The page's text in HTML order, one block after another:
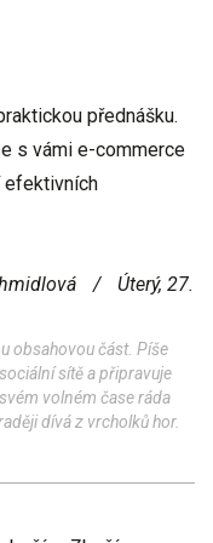
přednášku.
s vámi e-commerce
efektivních
/
Úterý, 27.
obsahovou část. Píše
sítě a připravuje
volném čase ráda
dívá z vrcholků hor.